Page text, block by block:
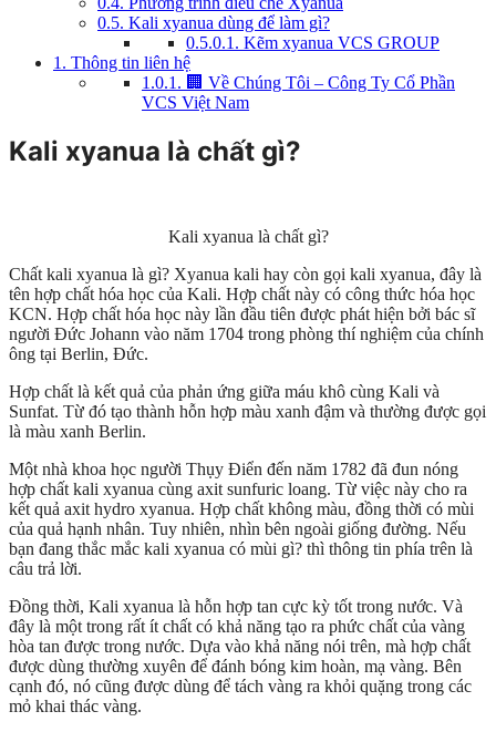
0.5. Kali xyanua dùng để làm gì?
0.5.0.1. Kẽm xyanua VCS GROUP
1. Thông tin liên hệ
1.0.1. 🏢 Về Chúng Tôi – Công Ty Cổ Phần
VCS Việt Nam
Kali xyanua là chất gì?
Kali xyanua là chất gì?
Chất kali xyanua là gì? Xyanua kali hay còn gọi kali xyanua, đây là
tên hợp chất hóa học của Kali. Hợp chất này có công thức hóa học
KCN. Hợp chất hóa học này lần đầu tiên được phát hiện bởi bác sĩ
người Đức Johann vào năm 1704 trong phòng thí nghiệm của chính
ông tại Berlin, Đức.
Hợp chất là kết quả của phản ứng giữa máu khô cùng Kali và
Sunfat. Từ đó tạo thành hỗn hợp màu xanh đậm và thường được gọi
là màu xanh Berlin.
Một nhà khoa học người Thụy Điển đến năm 1782 đã đun nóng
hợp chất kali xyanua cùng axit sunfuric loang. Từ việc này cho ra
kết quả axit hydro xyanua. Hợp chất không màu, đồng thời có mùi
của quả hạnh nhân. Tuy nhiên, nhìn bên ngoài giống đường. Nếu
bạn đang thắc mắc kali xyanua có mùi gì? thì thông tin phía trên là
câu trả lời.
Đồng thời, Kali xyanua là hỗn hợp tan cực kỳ tốt trong nước. Và
đây là một trong rất ít chất có khả năng tạo ra phức chất của vàng
hòa tan được trong nước. Dựa vào khả năng nói trên, mà hợp chất
được dùng thường xuyên để đánh bóng kim hoàn, mạ vàng. Bên
cạnh đó, nó cũng được dùng để tách vàng ra khỏi quặng trong các
mỏ khai thác vàng.